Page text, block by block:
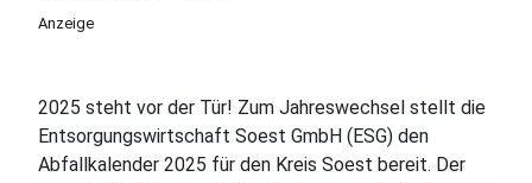
Anzeige
2025 steht vor der Tür! Zum Jahreswechsel stellt die
Entsorgungswirtschaft Soest GmbH (ESG) den
Abfallkalender 2025 für den Kreis Soest bereit. Der